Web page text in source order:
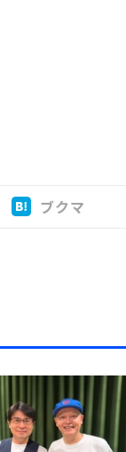
ブクマ